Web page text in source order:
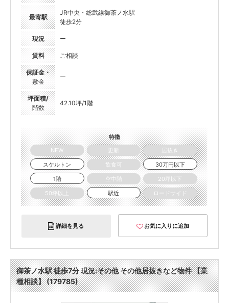
最寄駅
JR中央・総武線御茶ノ水駅
徒歩2分
現況 ー
賃料 ご相談
保証金・
敷金
ー
坪面積/
階数
42.10坪/1階
特徴
NEW
更新
居抜き
スケルトン
飲食可
30万円以下
1階
空中階
20坪以下
50坪以上
駅近 ロードサイド
詳細を見る お気に入りに追加
御茶ノ水駅 徒歩7分 現況:その他 その他居抜きなど物件 【業
種相談】 (179785)